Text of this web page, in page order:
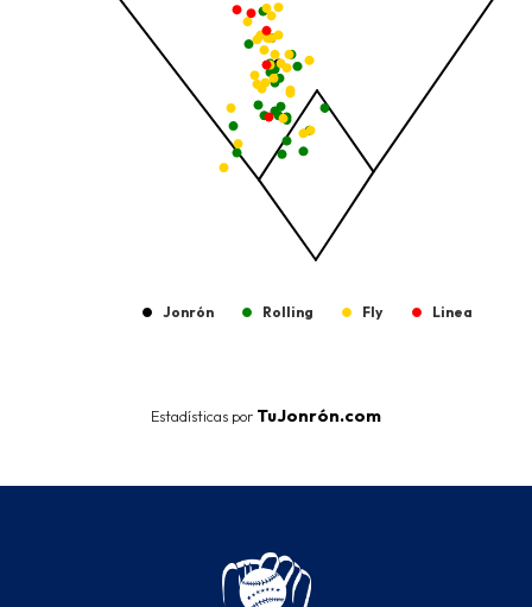
Jonrón Rolling Fly Linea
Estadísticas por TuJonrón.com